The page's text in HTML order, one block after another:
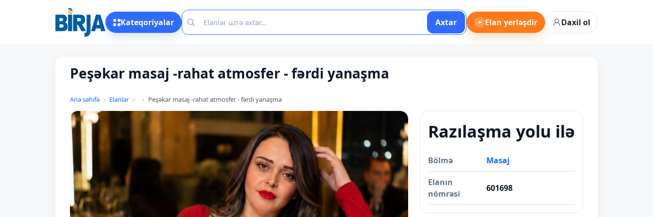
Kateqoriyalar Axtar + Elan yerləşdir Daxil ol
Peşəkar masaj -rahat atmosfer - fərdi yanaşma
Ana səhifə Elanlar Peşəkar masaj -rahat atmosfer - fərdi yanaşma
Razılaşma yolu ilə
Bölmə Masaj
Elanın
nömrəsi
601698